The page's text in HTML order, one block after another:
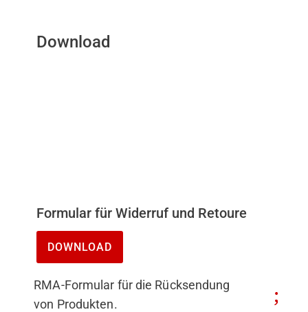
Download
Formular für Widerruf und Retoure
DOWNLOAD
RMA-Formular für die Rücksendung
von Produkten.